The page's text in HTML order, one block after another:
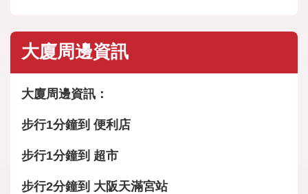
大廈周邊資訊
大廈周邊資訊：
步行1分鐘到 便利店
步行1分鐘到 超市
步行2分鐘到 大阪天滿宮站